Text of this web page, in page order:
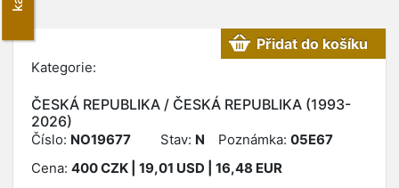
Kategorie:
ČESKÁ REPUBLIKA / ČESKÁ REPUBLIKA (1993-
2026)
Přidat do košíku
Číslo: NO19677 Stav: N Poznámka: 05E67
Cena: 400CZK | 19,01 USD | 16,48 EUR